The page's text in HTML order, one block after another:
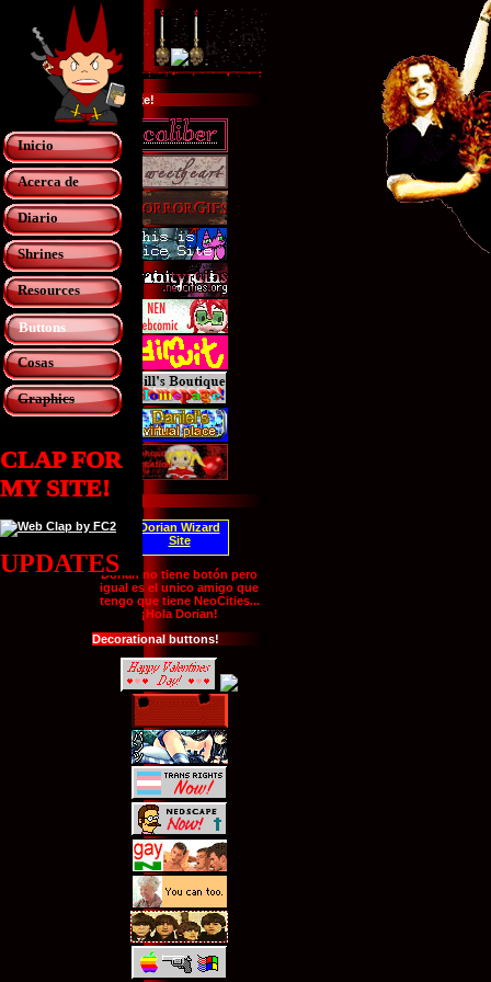
Inicio
Acerca de
Diario
Shrines
Resources
Buttons
Cosas
Graphics
CLAP FOR
MY SITE!
UPDATES
Sites I like!
Friends!
Dorian Wizard
Site
Dorian no tiene botón pero
igual es el unico amigo que
tengo que tiene NeoCities...
¡Hola Dorian!
Decorational buttons!